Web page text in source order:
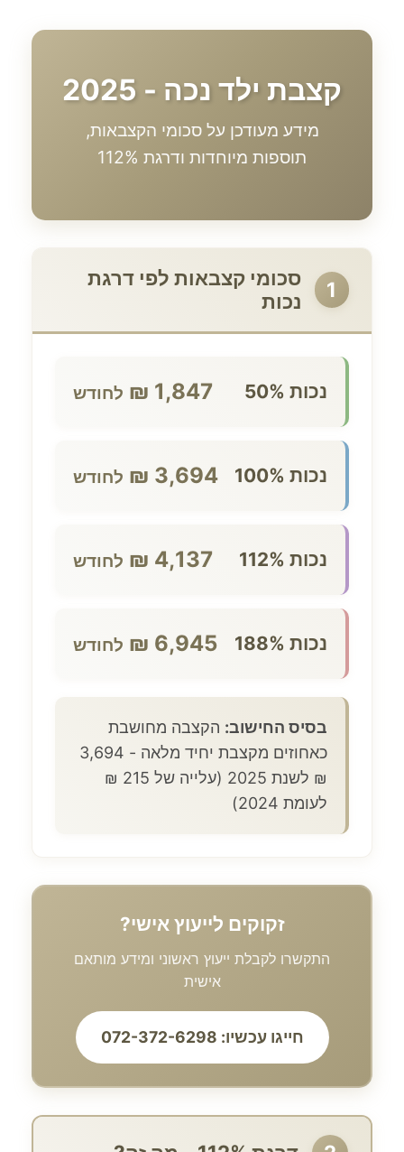
קצבת ילד נכה - 2025
מידע מעודכן על סכומי הקצבאות,
תוספות מיוחדות ודרגת 112%
1
סכומי קצבאות לפי דרגת
נכות
נכות 50% 1,847 ₪ לחודש
נכות 100% 3,694 ₪ לחודש
נכות 112% 4,137 ₪ לחודש
נכות 188% 6,945 ₪ לחודש
בסיס החישוב: הקצבה מחושבת
כאחוזים מקצבת יחיד מלאה - 3,694
₪ לשנת 2025 (עלייה של 215 ₪
לעומת 2024)
זקוקים לייעוץ אישי?
התקשרו לקבלת ייעוץ ראשוני ומידע מותאם
אישית
חייגו עכשיו: 072-372-6298